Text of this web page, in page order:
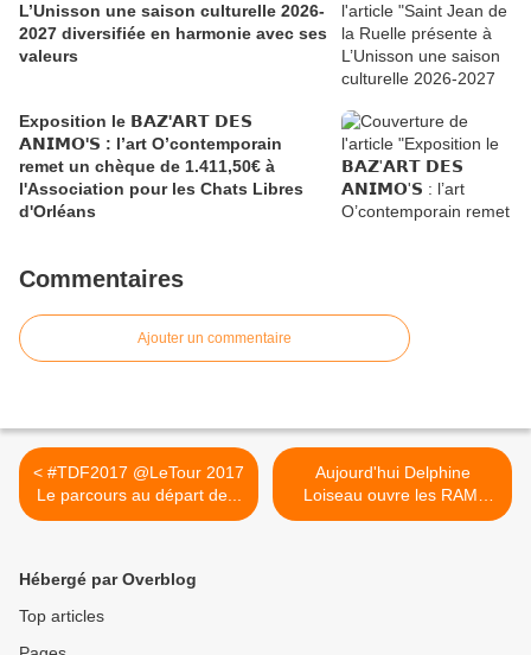
L’Unisson une saison culturelle 2026-
2027 diversifiée en harmonie avec ses
valeurs
Exposition le 𝗕𝗔𝗭'𝗔𝗥𝗧 𝗗𝗘𝗦
𝗔𝗡𝗜𝗠𝗢'𝗦 : l’art O’contemporain
remet un chèque de 1.411,50€ à
l'Association pour les Chats Libres
d'Orléans
Commentaires
Ajouter un commentaire
< #TDF2017 @LeTour 2017
Le parcours au départ de...
Aujourd'hui Delphine
Loiseau ouvre les RAMI
avec... >
Hébergé par Overblog
Top articles